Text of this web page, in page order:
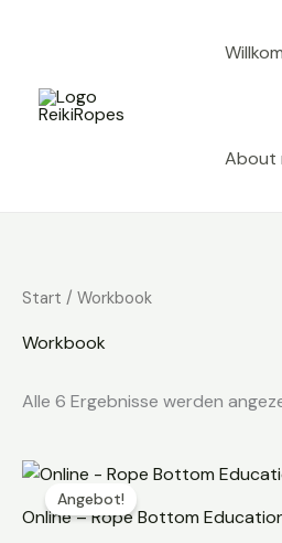
About
Start / Workbook
Workbook
Alle 6 Ergebnisse werden
Angebot!
Online – Rope Bottom